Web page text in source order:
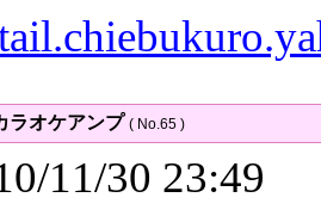
ラオケアンプ ( No.65 )
11/30 23:49